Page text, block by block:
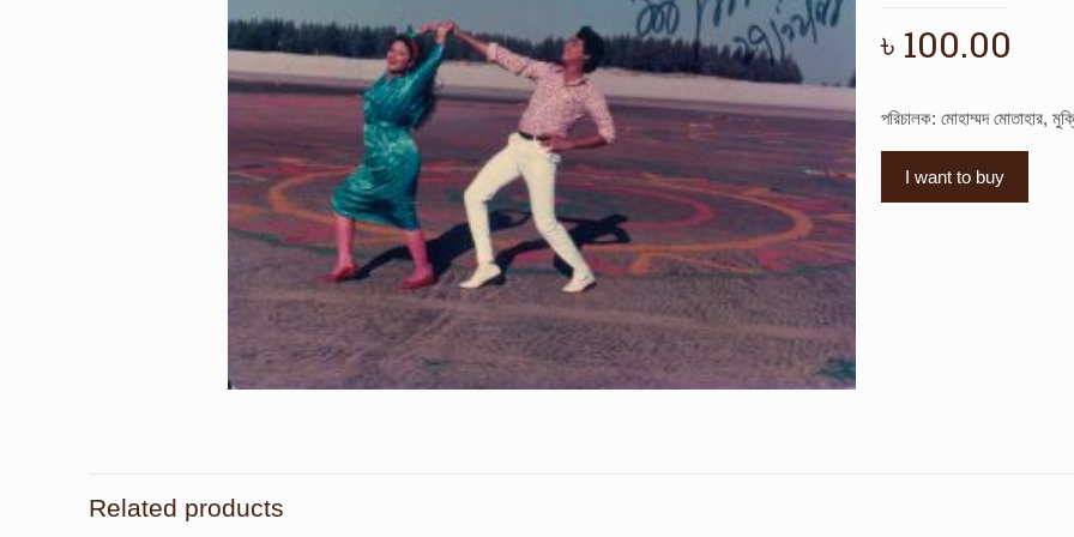
৳ 100.00
পরিচালক: মোহাম্মদ মোতাহার,
I want to buy
Related products